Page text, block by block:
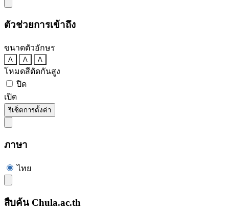
ตัวช่วยการเข้าถึง
ขนาดตัวอักษร
A A A
โหมดสีตัดกันสูง
ปิด
เปิด
รีเซ็ตการตั้งค่า
ภาษา
ไทย
สืบค้น Chula.ac.th